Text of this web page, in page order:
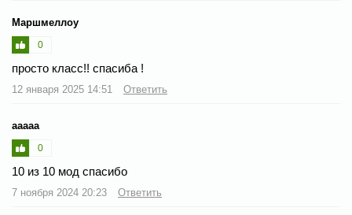
Маршмеллоу
0
просто класс!! спасиба !
12 января 2025 14:51 Ответить
ааааа
0
10 из 10 мод спасибо
7 ноября 2024 20:23 Ответить